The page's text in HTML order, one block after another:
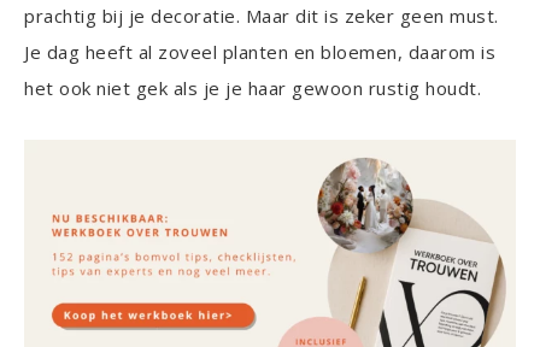
prachtig bij je decoratie. Maar dit is zeker geen must.
Je dag heeft al zoveel planten en bloemen, daarom is
het ook niet gek als je je haar gewoon rustig houdt.